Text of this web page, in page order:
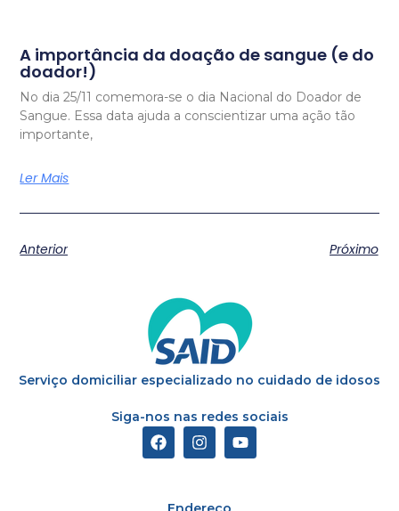
A importância da doação de sangue (e do
doador!)
No dia 25/11 comemora-se o dia Nacional do Doador de
Sangue. Essa data ajuda a conscientizar uma ação tão
importante,
Ler Mais
Anterior Próximo
Serviço domiciliar especializado no cuidado de idosos
Siga-nos nas redes sociais